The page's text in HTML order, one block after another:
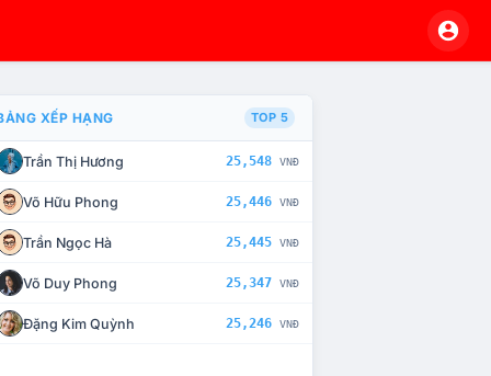
CHẾ TÀI XỬ LÝ VI PHẠM
XẾP HẠNG TOP 5
Trần Thị Hương 25,548 VNĐ
Võ Hữu Phong 25,446 VNĐ
Trần Ngọc Hà 25,445 VNĐ
Võ Duy Phong 25,347 VNĐ
Đặng Kim Quỳnh 25,246 VNĐ